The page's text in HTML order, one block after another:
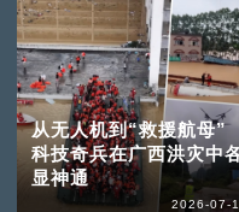
从无人机到“救援航母”
科技奇兵在广西洪灾中
显神通
2026-07-